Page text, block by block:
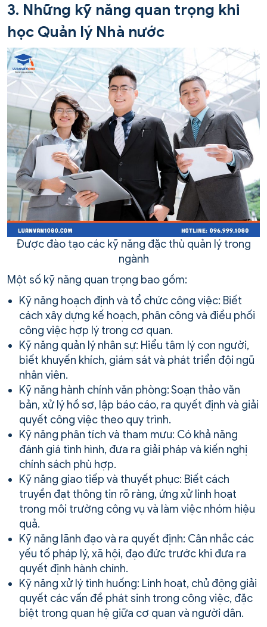
3. Những kỹ năng quan trọng khi
học Quản lý Nhà nước
Được đào tạo các kỹ năng đặc thù quản lý trong
ngành
Một số kỹ năng quan trọng bao gồm:
Kỹ năng hoạch định và tổ chức công việc: Biết
cách xây dựng kế hoạch, phân công và điều phối
công việc hợp lý trong cơ quan.
Kỹ năng quản lý nhân sự: Hiểu tâm lý con người,
biết khuyến khích, giám sát và phát triển đội ngũ
nhân viên.
Kỹ năng hành chính văn phòng: Soạn thảo văn
bản, xử lý hồ sơ, lập báo cáo, ra quyết định và giải
quyết công việc theo quy trình.
Kỹ năng phân tích và tham mưu: Có khả năng
đánh giá tình hình, đưa ra giải pháp và kiến nghị
chính sách phù hợp.
Kỹ năng giao tiếp và thuyết phục: Biết cách
truyền đạt thông tin rõ ràng, ứng xử linh hoạt
trong môi trường công vụ và làm việc nhóm hiệu
quả.
Kỹ năng lãnh đạo và ra quyết định: Cân nhắc các
yếu tố pháp lý, xã hội, đạo đức trước khi đưa ra
quyết định hành chính.
Kỹ năng xử lý tình huống: Linh hoạt, chủ động giải
quyết các vấn đề phát sinh trong công việc, đặc
biệt trong quan hệ giữa cơ quan và người dân.